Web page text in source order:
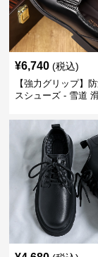
¥6,740 (税込)
【強力グリップ】
スシューズ - 雪道